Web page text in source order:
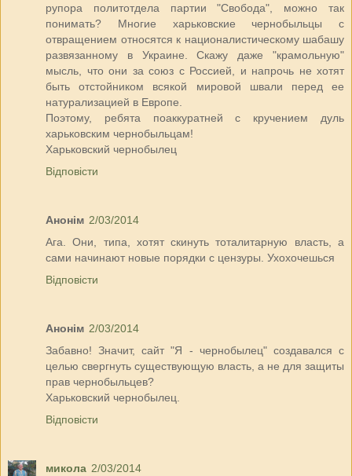
рупора политотдела партии "Свобода", можно так
понимать? Многие харьковские чернобыльцы с
отвращением относятся к националистическому шабашу
развязанному в Украине. Скажу даже "крамольную"
мысль, что они за союз с Россией, и напрочь не хотят
быть отстойником всякой мировой швали перед ее
натурализацией в Европе.
Поэтому, ребята поаккуратней с кручением дуль
харьковским чернобыльцам!
Харьковский чернобылец
Відповісти
Анонім 2/03/2014
Ага. Они, типа, хотят скинуть тоталитарную власть, а
сами начинают новые порядки с цензуры. Ухохочешься
Відповісти
Анонім 2/03/2014
Забавно! Значит, сайт "Я - чернобылец" создавался с
целью свергнуть существующую власть, а не для защиты
прав чернобыльцев?
Харьковский чернобылец.
Відповісти
микола 2/03/2014